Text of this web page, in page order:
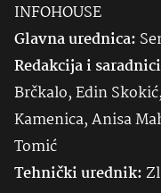
INFOHOUSE
Glavna urednica:
Redakcija i
Brčkalo, Edin
Kamenica, Anisa
Tomić
Tehnički urednik: